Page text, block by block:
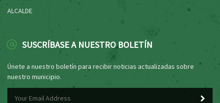
ALCALDE
SUSCRÍBASE A NUESTRO BOLETÍN
Únete a nuestro boletín para recibir noticias actualizadas sobre
nuestro municipio.